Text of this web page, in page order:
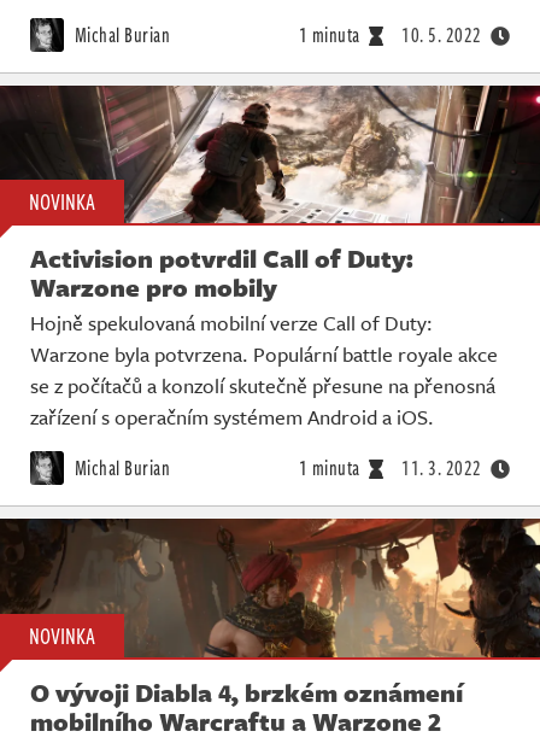
Michal Burian 1 minuta 10. 5. 2022
NOVINKA
Activision potvrdil Call of Duty:
Warzone pro mobily
Hojně spekulovaná mobilní verze Call of Duty:
Warzone byla potvrzena. Populární battle royale akce
se z počítačů a konzolí skutečně přesune na přenosná
zařízení s operačním systémem Android a iOS.
Michal Burian 1 minuta 11. 3. 2022
NOVINKA
O vývoji Diabla 4, brzkém oznámení
mobilního Warcraftu a Warzone 2